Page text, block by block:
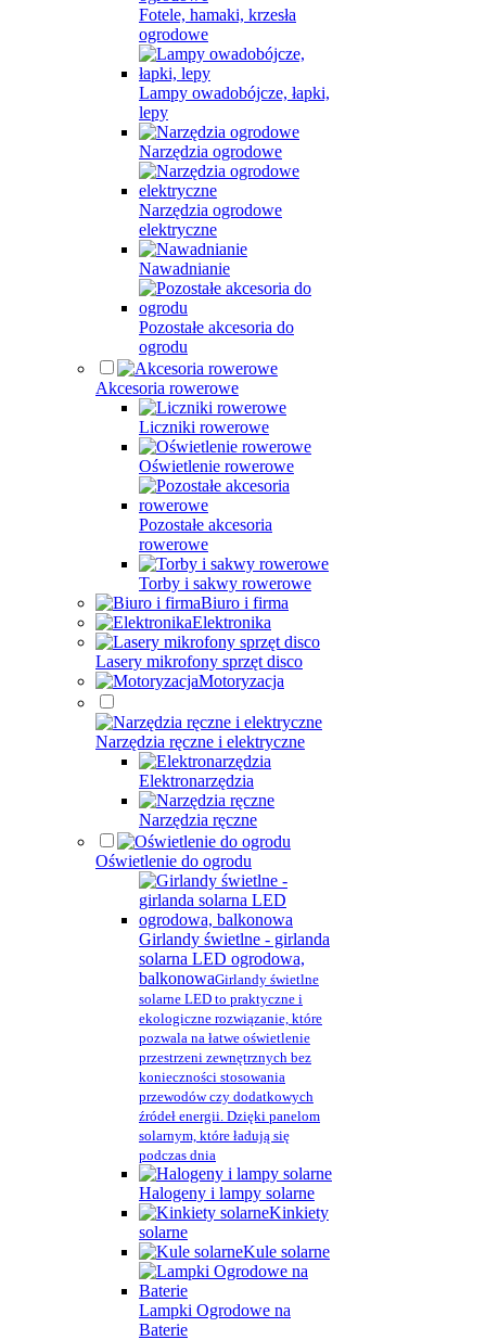
Fotele, hamaki, krzesła
ogrodowe
Lampy owadobójcze, łapki,
lepy
Narzędzia ogrodowe
Narzędzia ogrodowe
elektryczne
Nawadnianie
Pozostałe akcesoria do
ogrodu
Akcesoria rowerowe
Liczniki rowerowe
Oświetlenie rowerowe
Pozostałe akcesoria
rowerowe
Torby i sakwy rowerowe
Biuro i firma
Elektronika
Lasery mikrofony sprzęt disco
Motoryzacja
Narzędzia ręczne i elektryczne
Elektronarzędzia
Narzędzia ręczne
Oświetlenie do ogrodu
Girlandy świetlne - girlanda
solarna LED ogrodowa,
balkonowaGirlandy świetlne
solarne LED to praktyczne i
ekologiczne rozwiązanie, które
pozwala na łatwe oświetlenie
przestrzeni zewnętrznych bez
konieczności stosowania
przewodów czy dodatkowych
źródeł energii. Dzięki panelom
solarnym, które ładują się
podczas dnia
Halogeny i lampy solarne
Kinkiety
solarne
Kule solarne
Lampki Ogrodowe na
Baterie